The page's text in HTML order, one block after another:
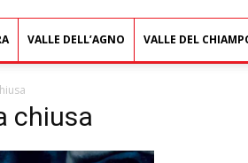
VALLE DELL’AGNO VALLE DEL
chiusa